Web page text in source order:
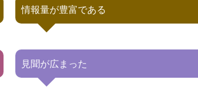
情報量が豊富である
見聞が広まった